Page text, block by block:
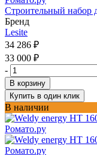
Строительный набор
Бренд
Lesite
34 286 ₽
33 000 ₽
-
В корзину
Купить в один клик
В наличии